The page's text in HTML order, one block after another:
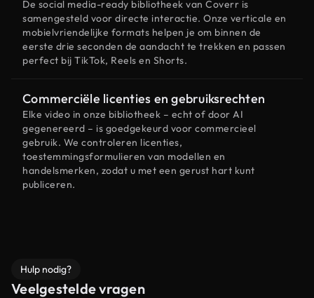
De social media-ready bibliotheek van Coverr is
samengesteld voor directe interactie. Onze verticale en
mobielvriendelijke formats helpen je om binnen de
eerste drie seconden de aandacht te trekken en passen
perfect bij TikTok, Reels en Shorts.
Commerciële licenties en gebruiksrechten
Elke video in onze bibliotheek – echt of door AI
gegenereerd – is goedgekeurd voor commercieel
gebruik. We controleren licenties,
toestemmingsformulieren van modellen en
handelsmerken, zodat u met een gerust hart kunt
publiceren.
Hulp nodig?
Veelgestelde vragen